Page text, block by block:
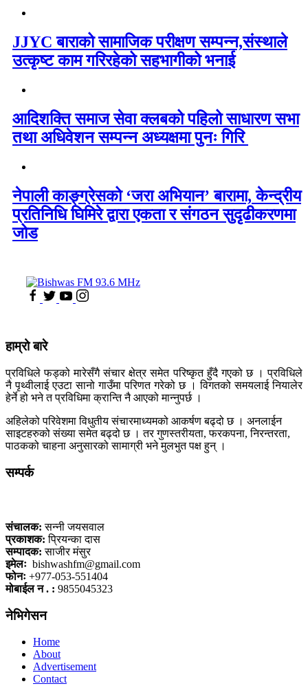
JJYC बाराको सामाजिक परीक्षण सम्पन्न,संस्थाले
उत्कृष्ट काम गरिरहेको सहभागीको भनाई
आदिशक्ति समाज सेवा क्लबको पहिलो साधारण सभा
तथा अधिवेशन सम्पन्न अध्यक्षमा पुनः गिरि
नेपाली काङ्ग्रेसको ‘जरा अभियान’ बारामा, केन्द्रीय
प्रतिनिधि घिमिरे द्वारा एकता र संगठन सुदृढीकरणमा
जोड
हाम्रो बारे
प्रविधिले फड्को मारेसँगै संचार क्षेत्र समेत परिष्कृत हुँदै गएको छ । प्रविधिले
नै पृथ्वीलाई एउटा सानो गाउँमा परिणत गरेको छ । विगतको समयलाई नियालेर
हेर्ने हो भने त प्रविधिमा क्रान्ति नै आएको मान्नुपर्छ ।
अहिलेको परिवेशमा विधुतीय संचारमाध्यमको आकर्षण बढ्दो छ । अनलाईन
साइटहरुको संख्या समेत बढ्दो छ । तर गुणस्तरीयता, फरकपना, निरन्तरता,
पाठकको चाहना अनुसारको सामाग्री भने मुलभुत पक्ष हुन् ।
सम्पर्क
संचालक: सन्नी जयसवाल
प्रकाशक: प्रियन्का दास
सम्पादक: साजीर मंसुर
इमेलः bishwashfm@gmail.com
फोनः +977-053-551404
मोबाईल न . : 9855045323
नेभिगेसन
Home
About
Advertisement
Contact